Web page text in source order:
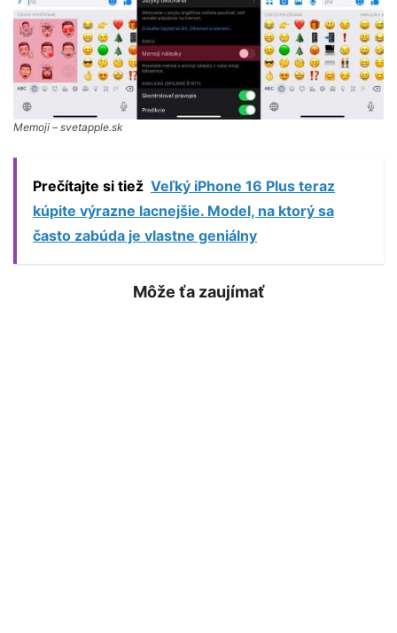
Memoji – svetapple.sk
Prečítajte si tiež Veľký iPhone 16 Plus teraz
kúpite výrazne lacnejšie. Model, na ktorý sa
často zabúda je vlastne geniálny
Môže ťa zaujímať